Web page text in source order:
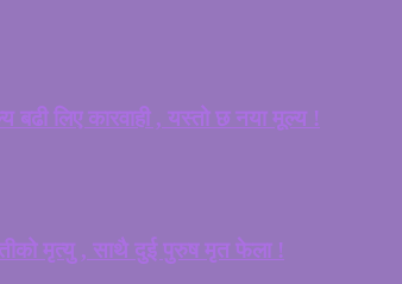
लिए कारवाही , यस्तो छ नया मूल्य !
मृत्यु , साथै दुई पुरुष मृत फेला !